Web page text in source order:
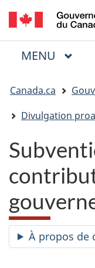
Menu
MENU
êtes
ici
Canada.ca
Divulgation
À propos de